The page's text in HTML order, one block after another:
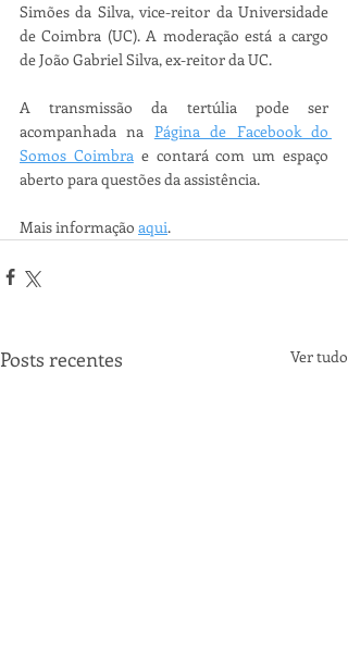
Simões da Silva, vice-reitor da Universidade
de Coimbra (UC). A moderação está a cargo
de João Gabriel Silva, ex-reitor da UC.
A transmissão da tertúlia pode ser
acompanhada na Página de Facebook do
Somos Coimbra e contará com um espaço
aberto para questões da assistência.
Mais informação aqui.
Posts recentes Ver tudo